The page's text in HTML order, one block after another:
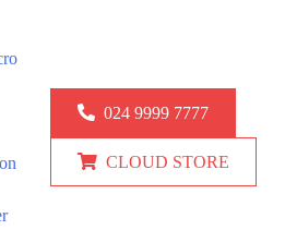
024 9999 7777
CLOUD STORE